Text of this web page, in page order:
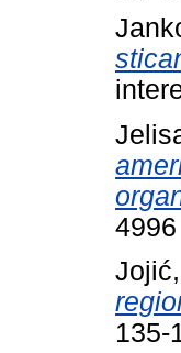
4996
135-